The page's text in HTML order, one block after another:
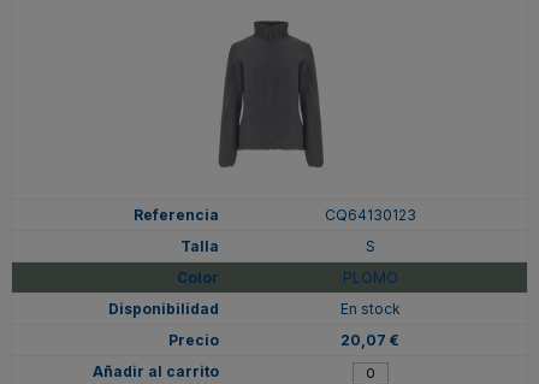
CQ64130123
S
PLOMO
En stock
20,07 €